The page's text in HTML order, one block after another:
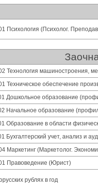
Психология (Психолог.
Технология машиностроения,
Техническое обеспечение
Дошкольное образование
Начальное образование
Образование в области
Бухгалтерский учет, анализ и
Маркетинг (Маркетолог.
Правоведение (Юрист)
рублях в год